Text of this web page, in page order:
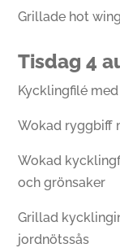
Grillade hot
Tisdag 4
Kycklingfilé
Wokad ryggbiff
Wokad
och grönsaker
Grillad
jordnötssås